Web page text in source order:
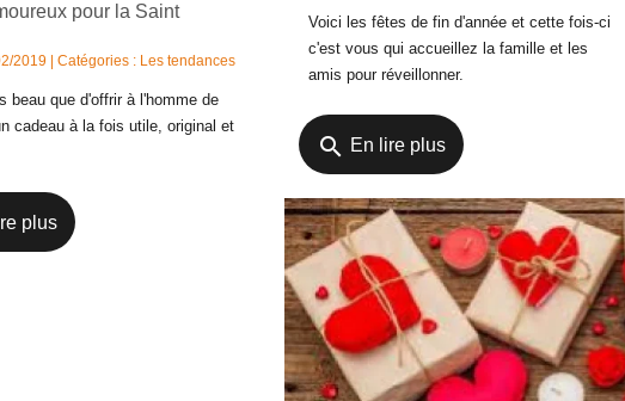
Voici les fêtes de fin d'année et cette fois-ci
c'est vous qui accueillez la famille et les
amis pour réveillonner.
search En lire plus
pour la Saint
2019 | Catégories : Les tendances
beau que d'offrir à l'homme de
cadeau à la fois utile, original et
plus